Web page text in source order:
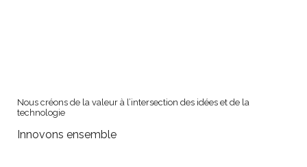
Nous créons de la valeur à l’intersection des idées et de la
technologie
Innovons ensemble